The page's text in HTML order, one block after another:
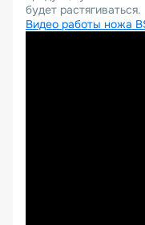
будет растягиваться.
Видео работы ножа